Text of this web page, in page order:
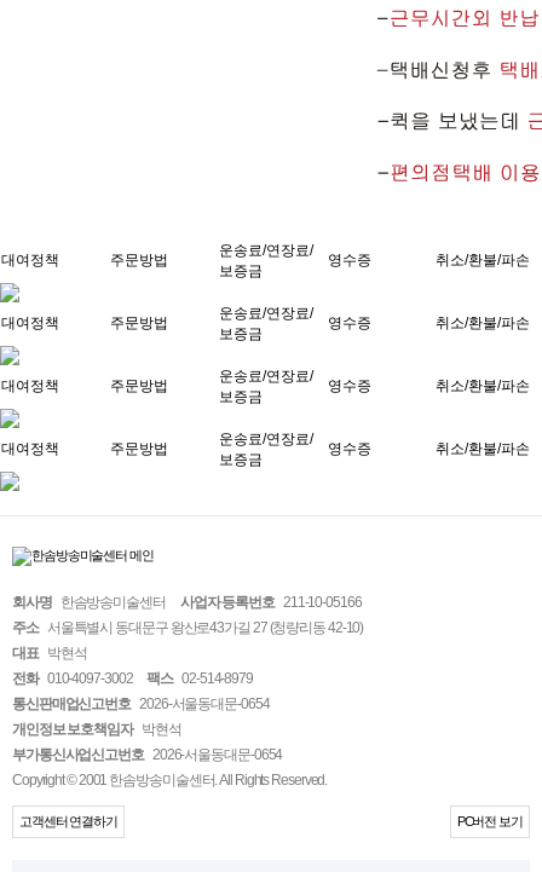
대여정책 주문방법
운송료/연장료/
보증금
영수증 취소/환불/파손
대여정책 주문방법
운송료/연장료/
보증금
영수증 취소/환불/파손
대여정책 주문방법
운송료/연장료/
보증금
영수증 취소/환불/파손
대여정책 주문방법
운송료/연장료/
보증금
영수증 취소/환불/파손
회사명 한솜방송미술센터 사업자 등록번호 211-10-05166
주소 서울특별시 동대문구 왕산로43가길 27 (청량리동 42-10)
대표 박현석
전화 010-4097-3002 팩스 02-514-8979
통신판매업신고번호 2026-서울동대문-0654
개인정보 보호책임자 박현석
부가통신사업신고번호 2026-서울동대문-0654
Copyright © 2001 한솜방송미술센터. All Rights Reserved.
고객센터 연결하기 PC버전 보기